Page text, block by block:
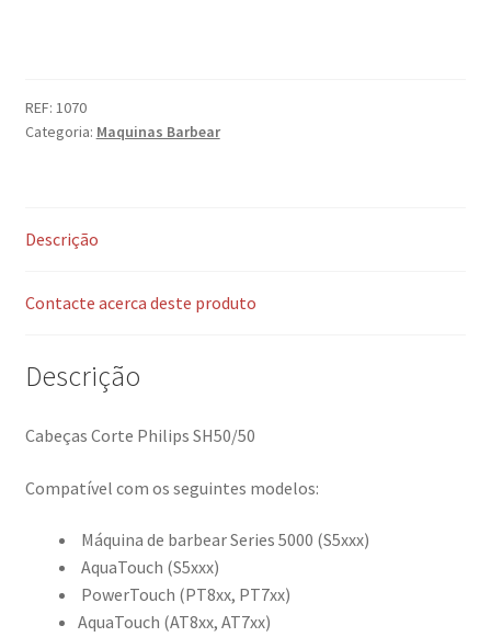
REF: 1070
Categoria: Maquinas Barbear
Descrição
Contacte acerca deste produto
Descrição
Cabeças Corte Philips SH50/50
Compatível com os seguintes modelos:
Máquina de barbear Series 5000 (S5xxx)
AquaTouch (S5xxx)
PowerTouch (PT8xx, PT7xx)
AquaTouch (AT8xx, AT7xx)